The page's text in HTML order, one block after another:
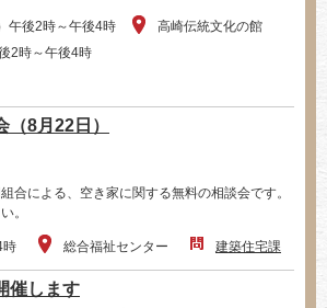
午後2時～午後4時
2時～午後4時
高崎伝統文化の館
（8月22日）
合による、空き家に関する無料の相談会です。
。
時 総合福祉センター 建築住宅課
催します